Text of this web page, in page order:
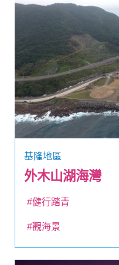
基隆地區
外木山湖海灣
#健行踏青
#觀海景